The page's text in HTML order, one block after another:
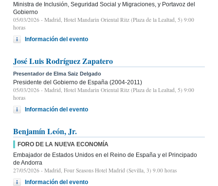
Ministra de Inclusión, Seguridad Social y Migraciones, y Portavoz del
Gobierno
05/03/2026 - Madrid, Hotel Mandarin Oriental Ritz (Plaza de la Lealtad, 5) 9:00
horas
Información del evento
José Luis Rodríguez Zapatero
Presentador de Elma Saiz Delgado
Presidente del Gobierno de España (2004-2011)
05/03/2026 - Madrid, Hotel Mandarin Oriental Ritz (Plaza de la Lealtad, 5) 9:00
horas
Información del evento
Benjamín León, Jr.
FORO DE LA NUEVA ECONOMÍA
Embajador de Estados Unidos en el Reino de España y el Principado
de Andorra
27/05/2026 - Madrid, Four Seasons Hotel Madrid (Sevilla, 3) 9.00 horas
Información del evento